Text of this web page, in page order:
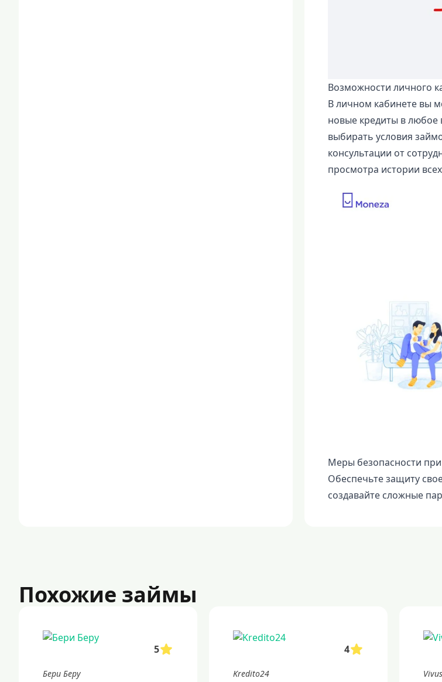
Возможности личного
В личном кабинете вы
новые кредиты в любое
выбирать условия
консультации от
просмотра истории
Меры безопасности
Обеспечьте защиту
создавайте сложные
Похожие займы
5
Бери Беру
4
Kredito24 Vivus